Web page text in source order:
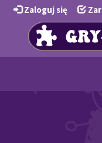
Zaloguj się